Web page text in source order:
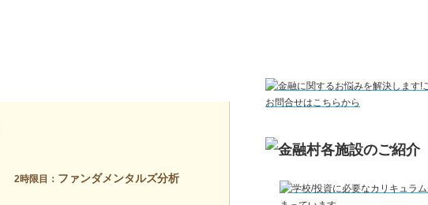
2時限目： ファンダメンタルズ分析